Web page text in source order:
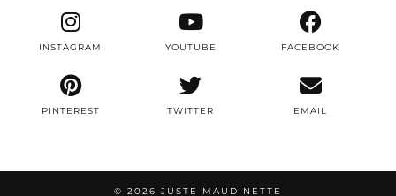
TWITTER
INSTAGRAM FACEBOOK
PINTEREST
YOUTUBE
EMAIL
© 2026 JUSTE MAUDINETTE